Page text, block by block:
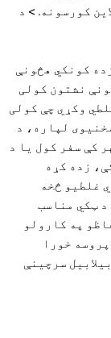
کورسونه. > د
زده کونکي هڅونې
نشتون کولی
وکړي چې کولی
لپاره، د
کې سفر کول یا د
زده کړه
غلطیو څخه
د ټکي مناسب
په کارولو
خورا
سرچینې